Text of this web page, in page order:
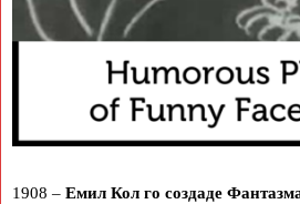
1908 – Емил Кол го создаде